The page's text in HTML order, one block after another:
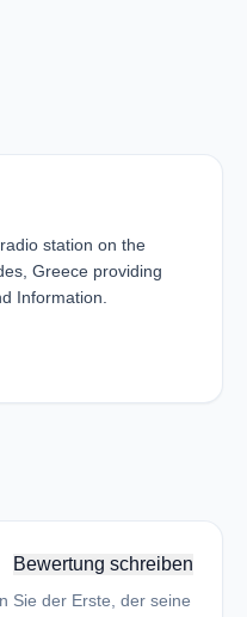
station on the
Greece providing
Information.
Bewertung schreiben
Sie der Erste, der seine